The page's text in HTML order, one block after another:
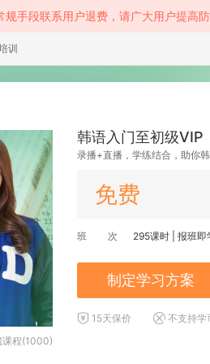
手段联系用户退费，请广大用户提高
训
课程(1000)
韩语入门至初级VIP
录播+直播，学练结合，助你韩
免费
班 次 295课时 | 报班即
制定学习方案
15天保价 不支持学